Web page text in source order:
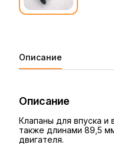
Описание
Описание
Клапаны для впуска
также длинами 89,5
двигателя.